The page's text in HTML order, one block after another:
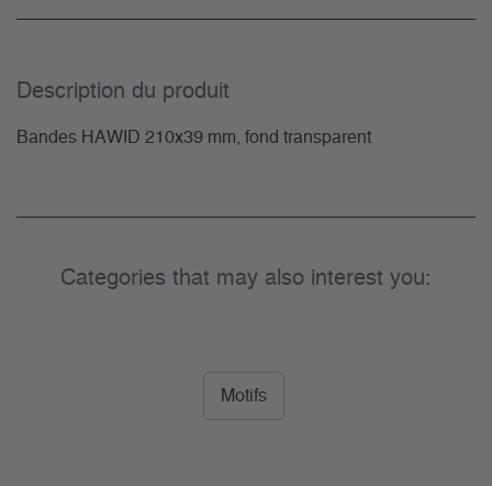
Description du­ produit
Bandes HAWID 210x39 mm, fond transparent
Categories that may also interest you:
Motifs